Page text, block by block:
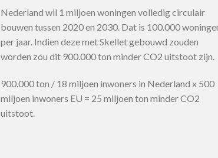
Nederland wil 1 miljoen woningen volledig circulair
bouwen tussen 2020 en 2030. Dat is 100.000
per jaar. Indien deze met Skellet gebouwd zouden
worden zou dit 900.000 ton minder CO2 uitstoot zijn.
900.000 ton / 18 miljoen inwoners in Nederland x 500
miljoen inwoners EU = 25 miljoen ton minder CO2
uitstoot.